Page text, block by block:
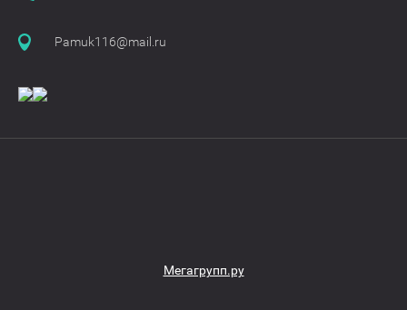
Pamuk116@mail.ru
Мегагрупп.ру